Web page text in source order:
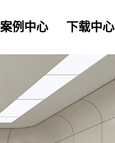
案例中心 下载中心